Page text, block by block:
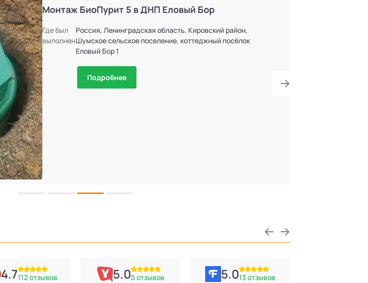
Монтаж БиоПурит 5 в ДНП Еловый Бор
Где был
выполнен
Россия, Ленинградская область, Кировский район,
Шумское сельское поселение, коттеджный посёлок
Еловый Бор 1
Подробнее
4.7112 отзывов 5.05 отзывов 5.013 отзывов